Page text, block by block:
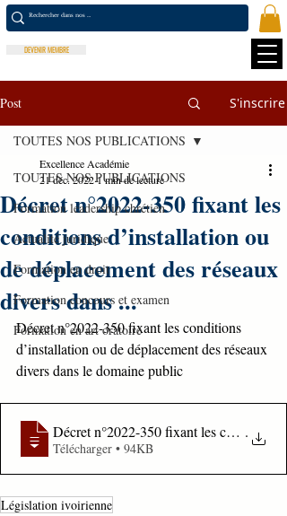
DEVENIR MEMBRE
Post S'inscrire
TOUTES NOS PUBLICATIONS
Formation leadership chrétien
Actualité juridique
Formation en droit
Formation concours et examen
Formation en art oratoire
TOUTES NOS PUBLICATIONS
Décret n°2022-350 fixant les
conditions d’installation ou
de déplacement des réseaux
divers dans ...
Excellence Académie
21 déc. 20221 min de lecture
Décret n°2022-350 fixant les conditions
d’installation ou de déplacement des réseaux
divers dans le domaine public
Décret n°2022-350 fixant les conditions
.
Télécharger • 94KB
Législation ivoirienne